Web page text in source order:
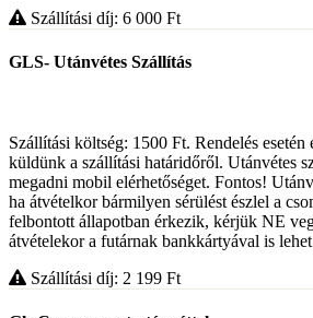
Szállítási díj: 6 000 Ft
GLS- Utánvétes Szállítás
Szállítási költség: 1500 Ft. Rendelés esetén
küldünk a szállítási határidőről. Utánvétes
megadni mobil elérhetőséget. Fontos!
ha átvételkor bármilyen sérülést észlel a
felbontott állapotban érkezik, kérjük NE
átvételekor a futárnak bankkártyával is
Szállítási díj: 2 199 Ft